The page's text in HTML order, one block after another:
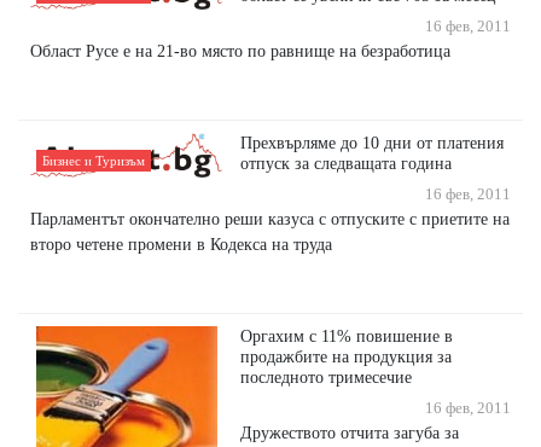
16 фев, 2011
Област Русе е на 21-во място по равнище на безработица
Бизнес и Туризъм
Прехвърляме до 10 дни от платения
отпуск за следващата година
16 фев, 2011
Парламентът окончателно реши казуса с отпуските с приетите на
второ четене промени в Кодекса на труда
Оргахим с 11% повишение в
продажбите на продукция за
последното тримесечие
16 фев, 2011
Дружеството отчита загуба за